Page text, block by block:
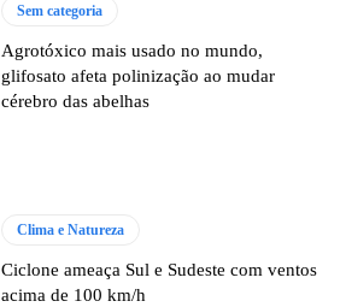
Sem categoria
Agrotóxico mais usado no mundo,
glifosato afeta polinização ao mudar
cérebro das abelhas
Clima e Natureza
Ciclone ameaça Sul e Sudeste com ventos
acima de 100 km/h